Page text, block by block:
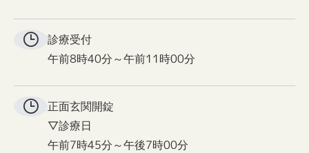
診療受付
午前8時40分～午前11時00分
正面玄関開錠
▽診療日
午前7時45分～午後7時00分